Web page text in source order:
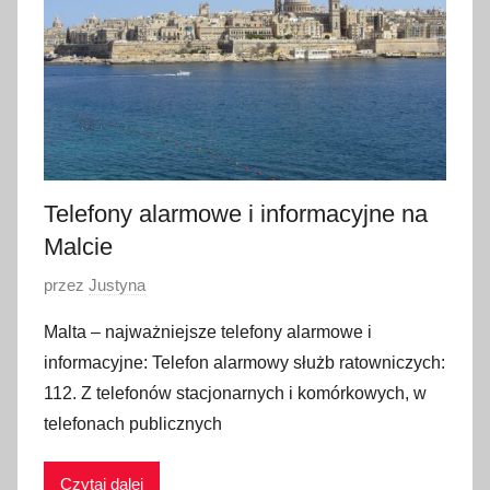
z
n
i
a
2
0
2
Telefony alarmowe i informacyjne na
Malcie
O
u
b
l
i
przez Justyna
Malta – najważniejsze telefony alarmowe i
informacyjne: Telefon alarmowy służb ratowniczych:
112. Z telefonów stacjonarnych i komórkowych, w
telefonach publicznych
Czytaj dalej